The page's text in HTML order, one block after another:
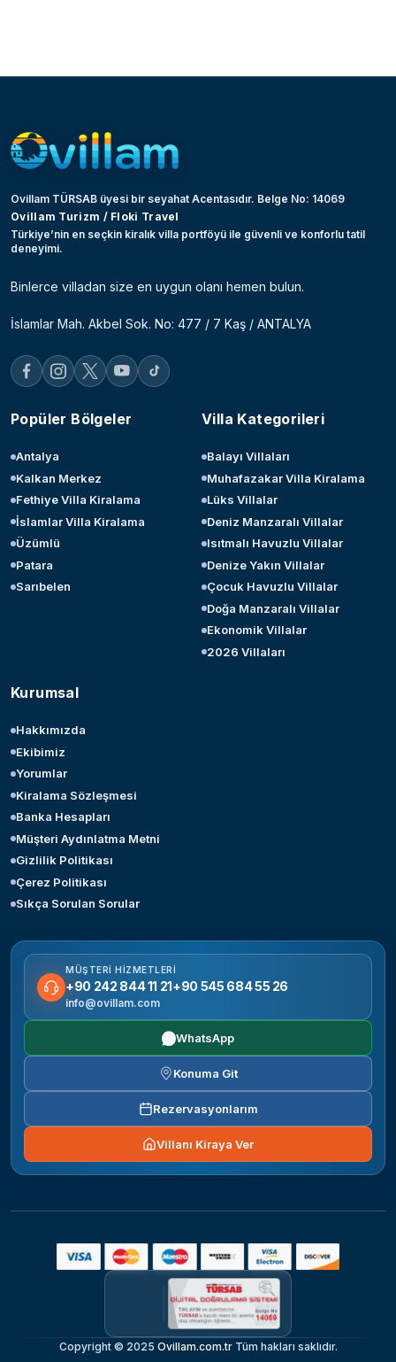
Ovillam TÜRSAB üyesi bir seyahat Acentasıdır. Belge No: 14069
Ovillam Turizm / Floki Travel
Türkiye’nin en seçkin kiralık villa portföyü ile güvenli ve konforlu tatil
deneyimi.
Binlerce villadan size en uygun olanı hemen bulun.
İslamlar Mah. Akbel Sok. No: 477 / 7 Kaş / ANTALYA
Popüler Bölgeler
Antalya
Kalkan Merkez
Fethiye Villa Kiralama
İslamlar Villa Kiralama
Üzümlü
Patara
Sarıbelen
Villa Kategorileri
Balayı Villaları
Muhafazakar Villa Kiralama
Lüks Villalar
Deniz Manzaralı Villalar
Isıtmalı Havuzlu Villalar
Denize Yakın Villalar
Çocuk Havuzlu Villalar
Doğa Manzaralı Villalar
Ekonomik Villalar
2026 Villaları
Kurumsal
Hakkımızda
Ekibimiz
Yorumlar
Kiralama Sözleşmesi
Banka Hesapları
Müşteri Aydınlatma Metni
Gizlilik Politikası
Çerez Politikası
Sıkça Sorulan Sorular
MÜŞTERI HIZMETLERI
+90 242 844 11 21+90 545 684 55 26
info@ovillam.com
WhatsApp
Konuma Git
Rezervasyonlarım
Villanı Kiraya Ver
Copyright © 2025 Ovillam.com.trTüm hakları saklıdır.